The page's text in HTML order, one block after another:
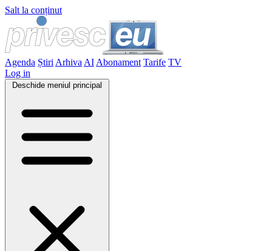
Salt la conținut
Agenda Știri Arhiva AI Abonament Tarife TV
Log in
Deschide meniul principal